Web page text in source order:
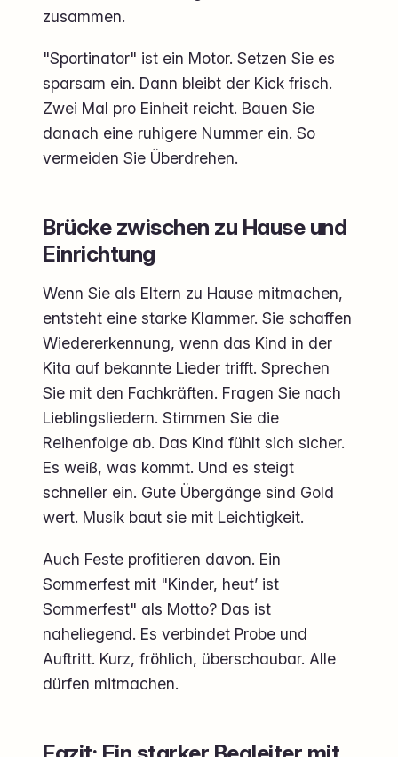
zusammen.
"Sportinator" ist ein Motor. Setzen Sie es
sparsam ein. Dann bleibt der Kick frisch.
Zwei Mal pro Einheit reicht. Bauen Sie
danach eine ruhigere Nummer ein. So
vermeiden Sie Überdrehen.
Brücke zwischen zu Hause und
Einrichtung
Wenn Sie als Eltern zu Hause mitmachen,
entsteht eine starke Klammer. Sie schaffen
Wiedererkennung, wenn das Kind in der
Kita auf bekannte Lieder trifft. Sprechen
Sie mit den Fachkräften. Fragen Sie nach
Lieblingsliedern. Stimmen Sie die
Reihenfolge ab. Das Kind fühlt sich sicher.
Es weiß, was kommt. Und es steigt
schneller ein. Gute Übergänge sind Gold
wert. Musik baut sie mit Leichtigkeit.
Auch Feste profitieren davon. Ein
Sommerfest mit "Kinder, heut’ ist
Sommerfest" als Motto? Das ist
naheliegend. Es verbindet Probe und
Auftritt. Kurz, fröhlich, überschaubar. Alle
dürfen mitmachen.